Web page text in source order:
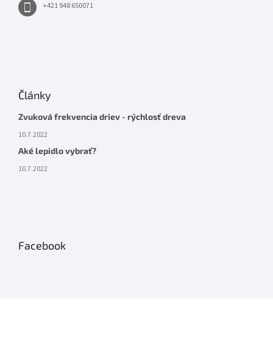
+421 948 650071
Články
Zvuková frekvencia driev - rýchlosť dreva
10.7.2022
Aké lepidlo vybrať?
10.7.2022
Facebook